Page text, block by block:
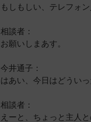
もしもしい、テレフォン
相談者：
お願いしまあす。
今井通子：
はあい、今日はどうい
相談者：
えーと、ちょっと主人